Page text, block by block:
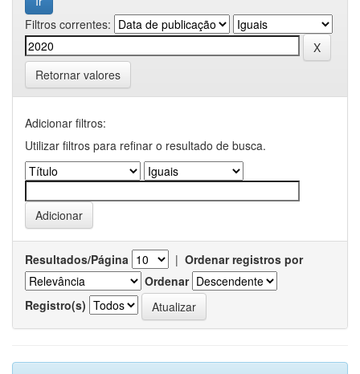
Filtros correntes:
Retornar valores
Adicionar filtros:
Utilizar filtros para refinar o resultado de busca.
Resultados/Página | Ordenar registros por
Ordenar
Registro(s)